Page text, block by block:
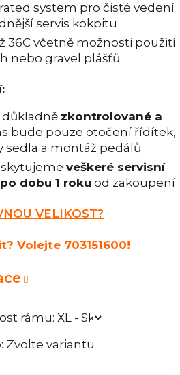
Zvolte variantu
system pro čisté vedení
servis kokpitu
36C včetně možnosti použití
nebo gravel plášťů
zkontrolované a
bude pouze otočení řídítek,
sedla a montáž pedálů
veškeré servisní
dobu 1 roku od zakoupení
VELIKOST?
Volejte 703151600!